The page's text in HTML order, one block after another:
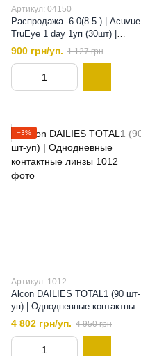
Артикул: 04150
Распродажа -6.0(8.5 ) | Acuvue
TruEye 1 day 1уп (30шт) |
Однодневные Контактные
линзы | Линзы, 8,5, -6
900 грн/уп. 1 127 грн
−3%
Артикул: 1012
Alcon DAILIES TOTAL1 (90 шт-
уп) | Однодневные контактные
линзы , 8,5
4 802 грн/уп. 4 950 грн